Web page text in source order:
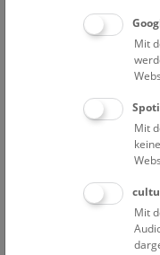
Um das Meteor-Echo
können, benötigt man
Empfangen werden
Plasmaschweif der
wird hierfür das
nahe der Stadt Dijon
Empfänger dient eine
Museums installierte
Mit
Mit
Mit